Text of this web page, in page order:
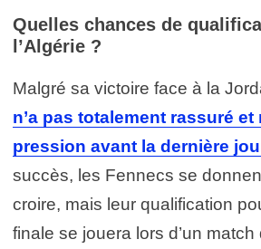
Quelles chances de
l’Algérie ?
Malgré sa victoire face à la
n’a pas totalement rassuré et
pression avant la dernière
succès, les Fennecs se
croire, mais leur qualification
finale se jouera lors d’un